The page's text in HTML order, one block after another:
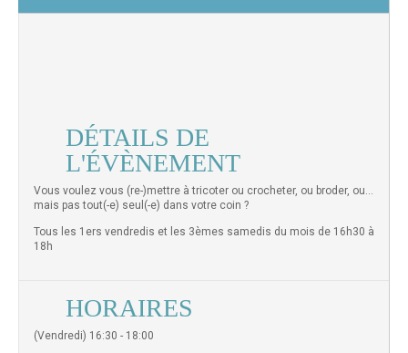
DÉTAILS DE
L'ÉVÈNEMENT
Vous voulez vous (re-)mettre à tricoter ou crocheter, ou broder, ou…
mais pas tout(-e) seul(-e) dans votre coin ?
Tous les 1ers vendredis et les 3èmes samedis du mois de 16h30 à
18h
HORAIRES
(Vendredi) 16:30 - 18:00